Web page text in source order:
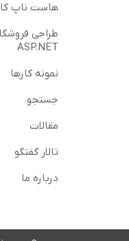
هاست ناپ
طراحی
ASP.NET
نمونه کارها
جستجو
مقالات
تالار گفتگو
درباره ما